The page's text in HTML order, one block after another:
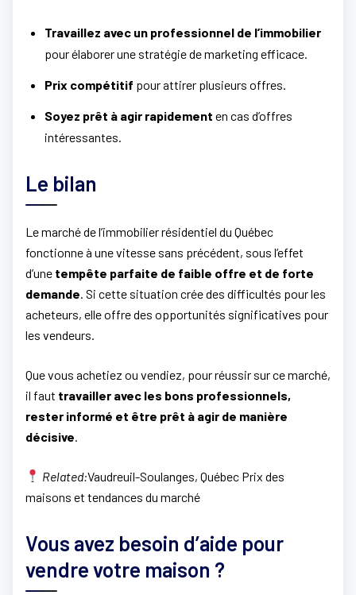
Travaillez avec un professionnel de l’immobilier
pour élaborer une stratégie de marketing efficace.
Prix compétitif pour attirer plusieurs offres.
Soyez prêt à agir rapidement en cas d’offres
intéressantes.
Le bilan
Le marché de l’immobilier résidentiel du Québec
fonctionne à une vitesse sans précédent, sous l’effet
d’une tempête parfaite de faible offre et de forte
demande . Si cette situation crée des difficultés pour les
acheteurs, elle offre des opportunités significatives pour
les vendeurs.
Que vous achetiez ou vendiez, pour réussir sur ce marché,
il faut travailler avec les bons professionnels,
rester informé et être prêt à agir de manière
décisive
Related:Vaudreuil-Soulanges, Québec Prix des
maisons et tendances du marché
Vous avez besoin d’aide pour
vendre votre maison ?